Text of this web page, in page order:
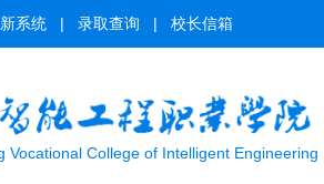
Vocational College of Intelligent Engineering
系统 | 录取查询 | 校长信箱